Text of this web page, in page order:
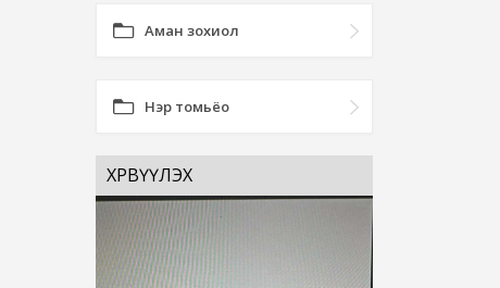
Аман зохиол
Нэр томьёо
ХӨРВҮҮЛЭХ